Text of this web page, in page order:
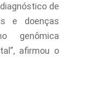
de
e doenças
genômica
afirmou o